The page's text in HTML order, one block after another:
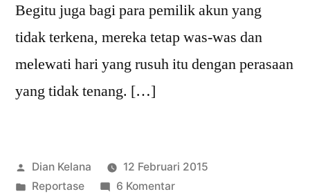
Begitu juga bagi para pemilik akun yang
tidak terkena, mereka tetap was-was dan
melewati hari yang rusuh itu dengan perasaan
yang tidak tenang. […]
Posted
by
Dian Kelana
12 Februari 2015
Posted
Reportase 6 Komentarpada